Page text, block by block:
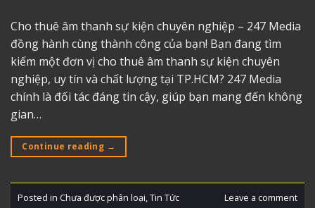
Cho thuê âm thanh sự kiện chuyên nghiệp – 247 Media
đồng hành cùng thành công của bạn! Bạn đang tìm
kiếm một đơn vị cho thuê âm thanh sự kiện chuyên
nghiệp, uy tín và chất lượng tại TP.HCM? 247 Media
chính là đối tác đáng tin cậy, giúp bạn mang đến không
gian…
Continue reading →
Posted in Chưa được phân loại,Tin Tức Leave a comment